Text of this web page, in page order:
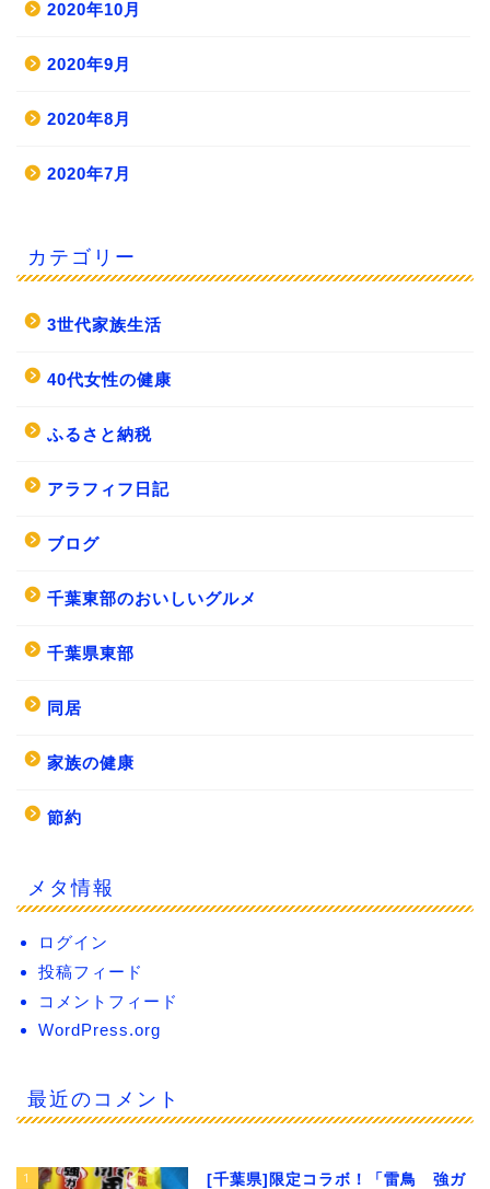
2020年10月
2020年9月
2020年8月
2020年7月
カテゴリー
3世代家族生活
40代女性の健康
ふるさと納税
アラフィフ日記
ブログ
千葉東部のおいしいグルメ
千葉県東部
同居
家族の健康
節約
メタ情報
ログイン
投稿フィード
コメントフィード
WordPress.org
最近のコメント
1
[千葉県]限定コラボ！「雷鳥 強ガ